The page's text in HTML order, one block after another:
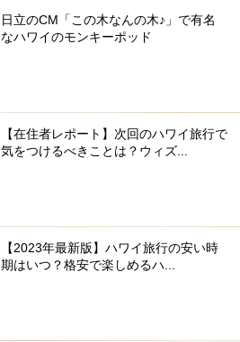
日立のCM「この木なんの木♪」で有名
なハワイのモンキーポッド
【在住者レポート】次回のハワイ旅行で
気をつけるべきことは？ウィズ...
【2023年最新版】ハワイ旅行の安い時
期はいつ？格安で楽しめるハ...